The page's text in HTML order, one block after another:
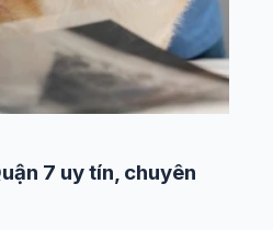
7 uy tín, chuyên